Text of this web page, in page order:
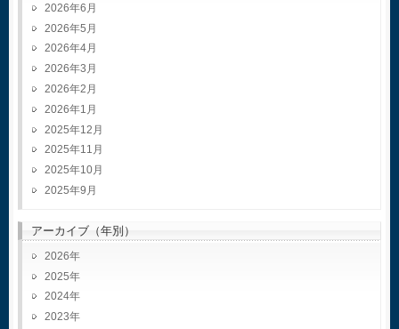
2026年6月
2026年5月
2026年4月
2026年3月
2026年2月
2026年1月
2025年12月
2025年11月
2025年10月
2025年9月
アーカイブ（年別）
2026
2025
2024
2023